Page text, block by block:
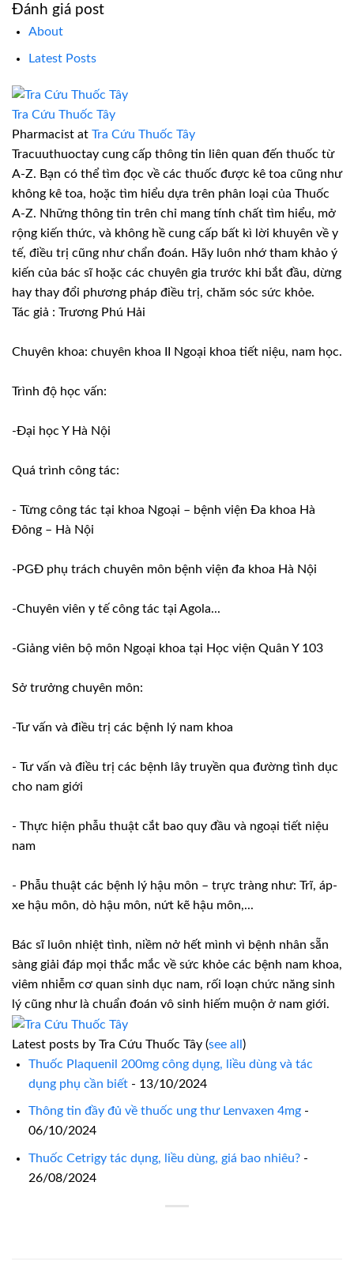
Đánh giá post
About
Latest Posts
Tra Cứu Thuốc Tây
Pharmacist at Tra Cứu Thuốc Tây
Tracuuthuoctay cung cấp thông tin liên quan đến thuốc từ
A-Z. Bạn có thể tìm đọc về các thuốc được kê toa cũng như
không kê toa, hoặc tìm hiểu dựa trên phân loại của Thuốc
A-Z. Những thông tin trên chỉ mang tính chất tìm hiểu, mở
rộng kiến thức, và không hề cung cấp bất kì lời khuyên về y
tế, điều trị cũng như chẩn đoán. Hãy luôn nhớ tham khảo ý
kiến của bác sĩ hoặc các chuyên gia trước khi bắt đầu, dừng
hay thay đổi phương pháp điều trị, chăm sóc sức khỏe.
Tác giả : Trương Phú Hải
Chuyên khoa: chuyên khoa II Ngoại khoa tiết niệu, nam học.
Trình độ học vấn:
-Đại học Y Hà Nội
Quá trình công tác:
- Từng công tác tại khoa Ngoại – bệnh viện Đa khoa Hà
Đông – Hà Nội
-PGĐ phụ trách chuyên môn bệnh viện đa khoa Hà Nội
-Chuyên viên y tế công tác tại Agola...
-Giảng viên bộ môn Ngoại khoa tại Học viện Quân Y 103
Sở trưởng chuyên môn:
-Tư vấn và điều trị các bệnh lý nam khoa
- Tư vấn và điều trị các bệnh lây truyền qua đường tình dục
cho nam giới
- Thực hiện phẫu thuật cắt bao quy đầu và ngoại tiết niệu
nam
- Phẫu thuật các bệnh lý hậu môn – trực tràng như: Trĩ, áp-
xe hậu môn, dò hậu môn, nứt kẽ hậu môn,...
Bác sĩ luôn nhiệt tình, niềm nở hết mình vì bệnh nhân sẵn
sàng giải đáp mọi thắc mắc về sức khỏe các bệnh nam khoa,
viêm nhiễm cơ quan sinh dục nam, rối loạn chức năng sinh
lý cũng như là chuẩn đoán vô sinh hiếm muộn ở nam giới.
Latest posts by Tra Cứu Thuốc Tây (see all )
Thuốc Plaquenil 200mg công dụng, liều dùng và tác
dụng phụ cần biết- 13/10/2024
Thông tin đầy đủ về thuốc ung thư Lenvaxen 4mg-
06/10/2024
Thuốc Cetrigy tác dụng, liều dùng, giá bao nhiêu?-
26/08/2024